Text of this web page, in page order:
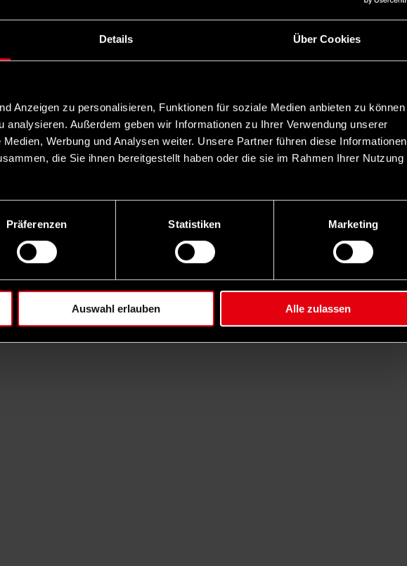
Details Über Cookies
Anzeigen zu personalisieren, Funktionen für soziale Medien anbieten zu können
analysieren. Außerdem geben wir Informationen zu Ihrer Verwendung unserer
Werbung und Analysen weiter. Unsere Partner führen diese Informationen
die Sie ihnen bereitgestellt haben oder die sie im Rahmen Ihrer Nutzung
Präferenzen Statistiken Marketing
Auswahl erlauben Alle zulassen